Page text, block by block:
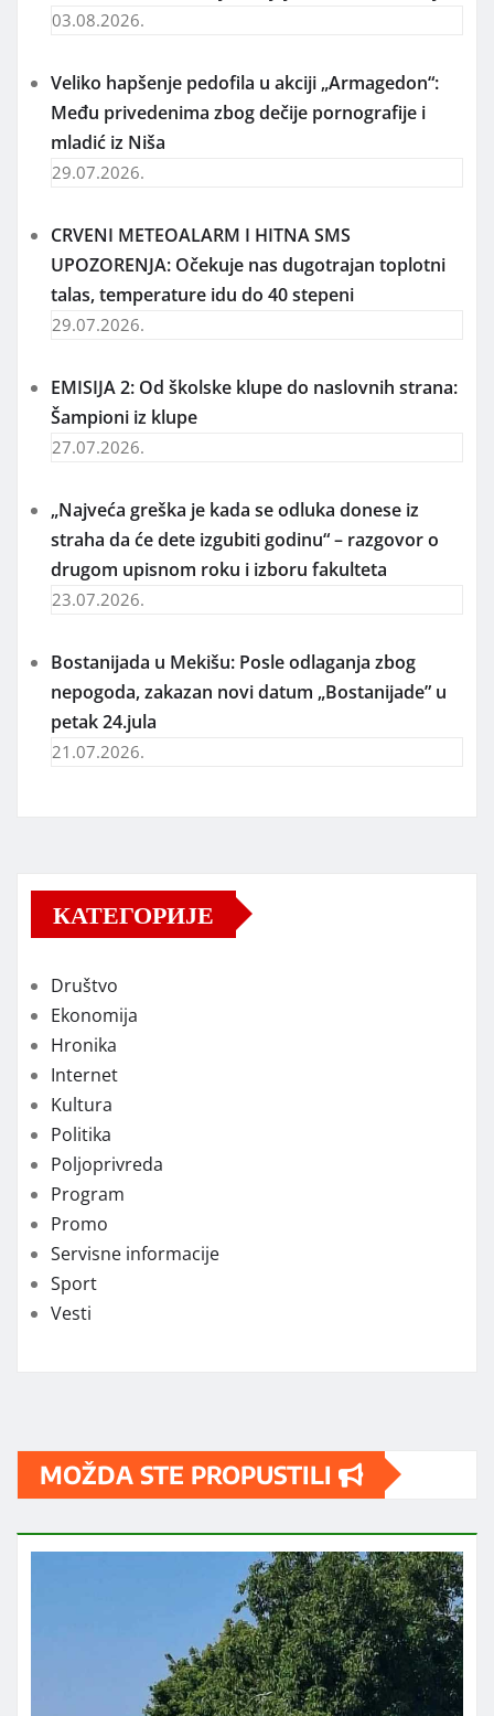
03.08.2026.
Veliko hapšenje pedofila u akciji „Armagedon“:
Među privedenima zbog dečije pornografije i
mladić iz Niša
29.07.2026.
CRVENI METEOALARM I HITNA SMS
UPOZORENJA: Očekuje nas dugotrajan toplotni
talas, temperature idu do 40 stepeni
29.07.2026.
EMISIJA 2: Od školske klupe do naslovnih strana:
Šampioni iz klupe
27.07.2026.
„Najveća greška je kada se odluka donese iz
straha da će dete izgubiti godinu“ – razgovor o
drugom upisnom roku i izboru fakulteta
23.07.2026.
Bostanijada u Mekišu: Posle odlaganja zbog
nepogoda, zakazan novi datum „Bostanijade” u
petak 24.jula
21.07.2026.
КАТЕГОРИЈЕ
Društvo
Ekonomija
Hronika
Internet
Kultura
Politika
Poljoprivreda
Program
Promo
Servisne informacije
Sport
Vesti
MOŽDA STE PROPUSTILI